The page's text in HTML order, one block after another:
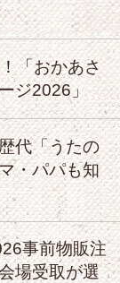
「おかあさ
ジ2026」
代「うたの
・パパも知
事前物販注
場受取が選